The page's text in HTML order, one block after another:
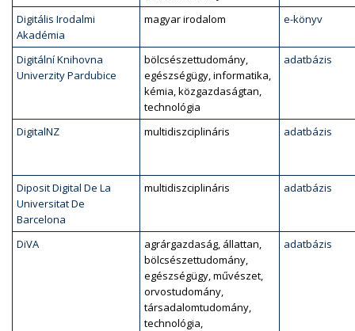
Digitális Irodalmi
Akadémia
magyar irodalom e-könyv
Digitální Knihovna
Univerzity Pardubice
bölcsészettudomány,
egészségügy, informatika,
kémia, közgazdaságtan,
technológia
adatbázis
DigitalNZ multidiszciplináris adatbázis
Diposit Digital De La
Universitat De
Barcelona
multidiszciplináris adatbázis
DiVA
agrárgazdaság, állattan,
bölcsészettudomány,
egészségügy, művészet,
orvostudomány,
társadalomtudomány,
technológia,
adatbázis